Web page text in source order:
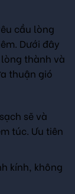
cầu lòng
Dưới đây
thành và
thuận gió
sẽ và
túc. Ưu tiên
kính, không